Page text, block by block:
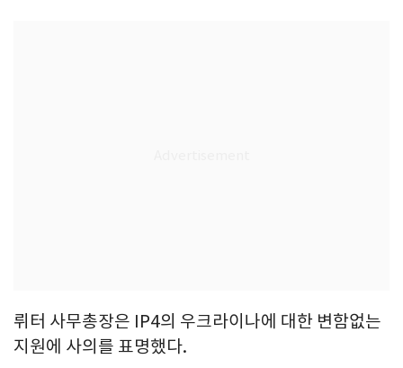
뤼터 사무총장은 IP4의 우크라이나에 대한 변함없는
지원에 사의를 표명했다.